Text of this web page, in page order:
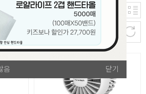
음 닫기
음 닫기
신규등록순